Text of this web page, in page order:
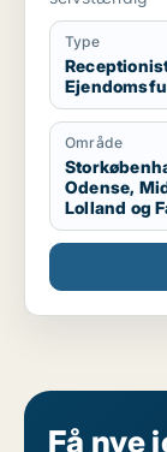
Type
Område
Odense,
Lolland og
Få nye